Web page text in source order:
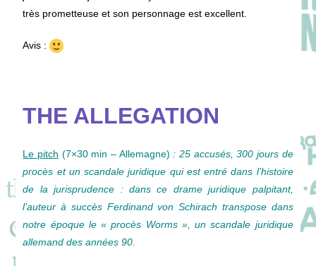
très prometteuse et son personnage est excellent.
Avis :
THE ALLEGATION
Le pitch (7×30 min – Allemagne) : 25 accusés, 300 jours de
procès et un scandale juridique qui est entré dans l’histoire
de la jurisprudence : dans ce drame juridique palpitant,
l’auteur à succès Ferdinand von Schirach transpose dans
notre époque le « procès Worms », un scandale juridique
allemand des années 90.